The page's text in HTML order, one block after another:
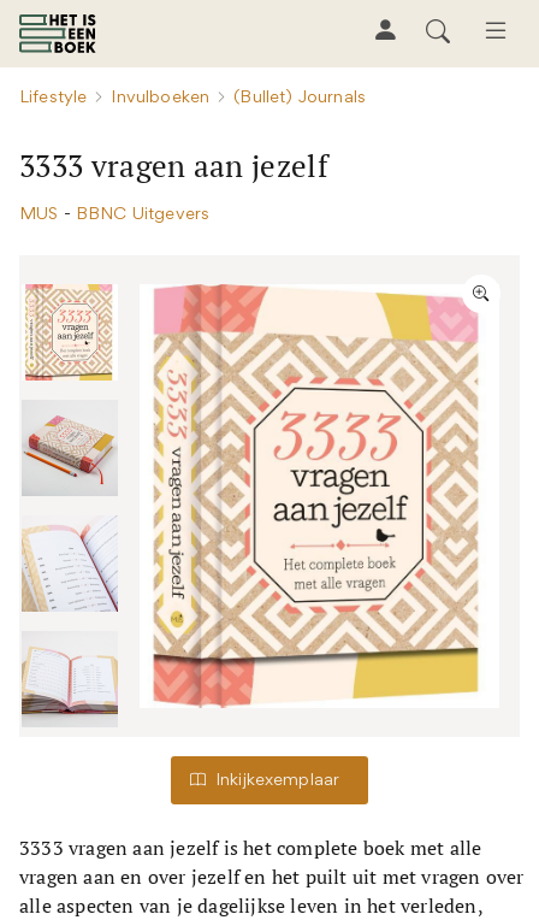
Lifestyle Invulboeken (Bullet) Journals
3333 vragen aan jezelf
MUS - BBNC Uitgevers
Inkijkexemplaar
3333 vragen aan jezelf is het complete boek met alle
vragen aan en over jezelf en het puilt uit met vragen over
alle aspecten van je dagelijkse leven in het verleden,